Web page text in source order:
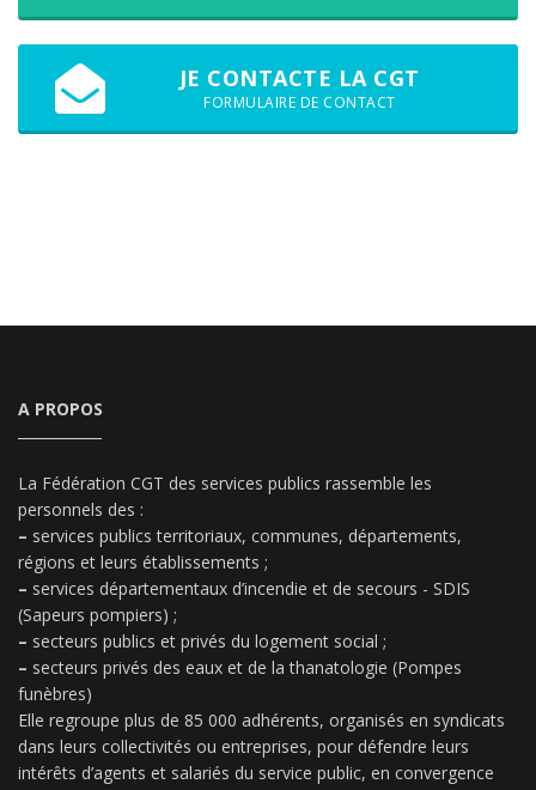
JE CONTACTE LA CGT
FORMULAIRE DE CONTACT
A PROPOS
La Fédération CGT des services publics rassemble les
personnels des :
– services publics territoriaux, communes, départements,
régions et leurs établissements ;
– services départementaux d’incendie et de secours - SDIS
(Sapeurs pompiers) ;
– secteurs publics et privés du logement social ;
– secteurs privés des eaux et de la thanatologie (Pompes
funèbres)
Elle regroupe plus de 85 000 adhérents, organisés en syndicats
dans leurs collectivités ou entreprises, pour défendre leurs
intérêts d’agents et salariés du service public, en convergence